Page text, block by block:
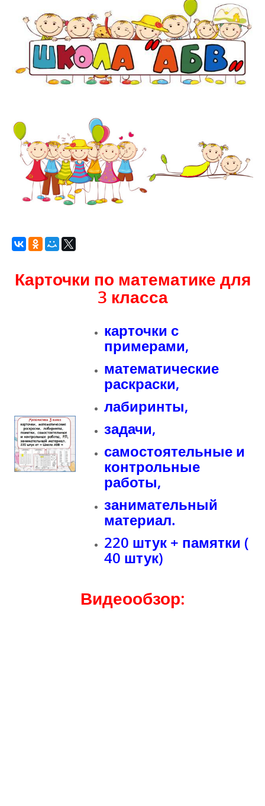
Карточки по математике для
3 класса
карточки с
примерами,
математические
раскраски,
лабиринты,
задачи,
самостоятельные и
контрольные
работы,
занимательный
материал.
220 штук + памятки (
40 штук)
Видеообзор: